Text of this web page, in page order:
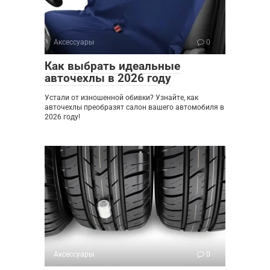
Аксессуары 0
Как выбрать идеальные
авточехлы в 2026 году
Устали от изношенной обивки? Узнайте, как
авточехлы преобразят салон вашего автомобиля в
2026 году!
Аксессуары 0